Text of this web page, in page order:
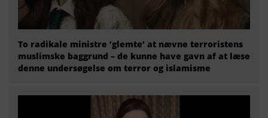
To radikale ministre ‘glemte’ at nævne terroristens
muslimske baggrund – de kunne have gavn af at læse
denne undersøgelse om terror og islamisme